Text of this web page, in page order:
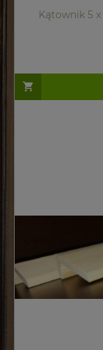
Kątownik 5